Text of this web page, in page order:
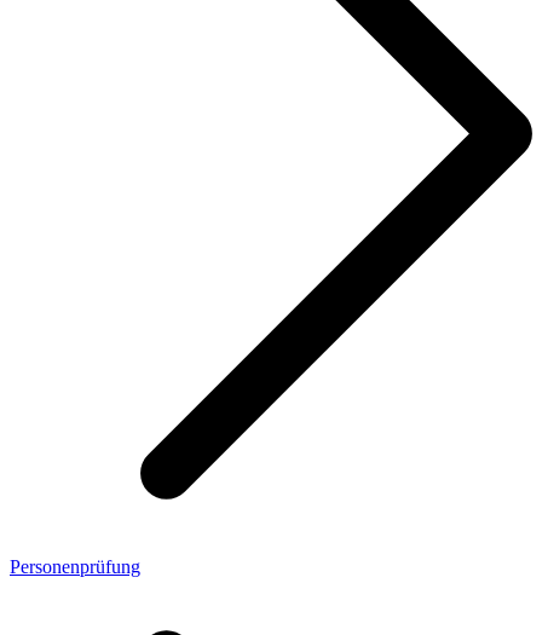
Personenprüfung